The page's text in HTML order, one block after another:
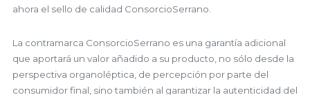
ahora el sello de calidad ConsorcioSerrano.
La contramarca ConsorcioSerrano es una garantía adicional
que aportará un valor añadido a su producto, no sólo desde la
perspectiva organoléptica, de percepción por parte del
consumidor final, sino también al garantizar la autenticidad del